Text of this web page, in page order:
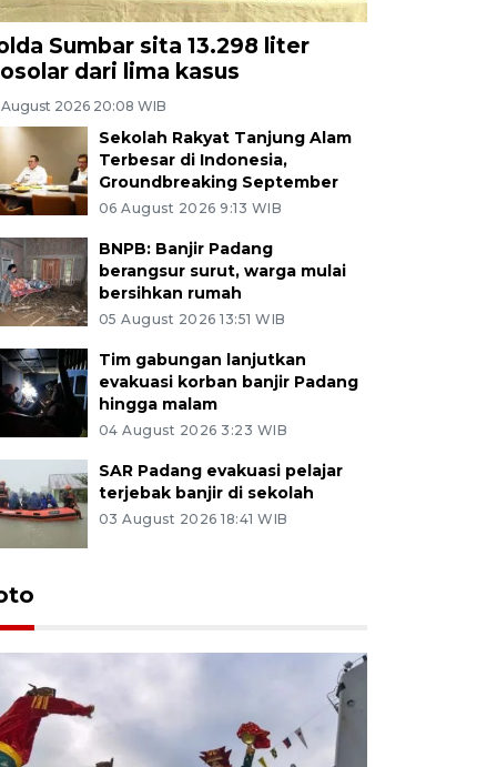
Sumbar sita 13.298 liter
dari lima kasus
2026 20:08 WIB
Sekolah Rakyat Tanjung Alam
Terbesar di Indonesia,
Groundbreaking September
06 August 2026 9:13 WIB
BNPB: Banjir Padang
berangsur surut, warga mulai
bersihkan rumah
05 August 2026 13:51 WIB
Tim gabungan lanjutkan
evakuasi korban banjir Padang
hingga malam
04 August 2026 3:23 WIB
SAR Padang evakuasi pelajar
terjebak banjir di sekolah
03 August 2026 18:41 WIB